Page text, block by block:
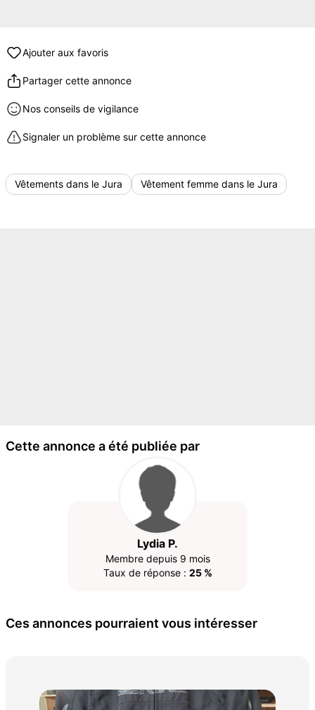
Ajouter aux favoris
Partager cette annonce
Nos conseils de vigilance
Signaler un problème sur cette annonce
Vêtements dans le Jura Vêtement femme dans le Jura
Cette annonce a été publiée par
Lydia P.
Membre depuis 9 mois
Taux de réponse : 25 %
Ces annonces pourraient vous intéresser